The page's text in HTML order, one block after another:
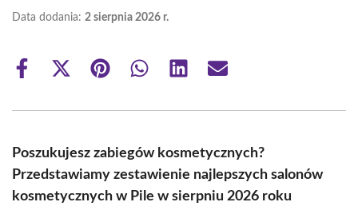
Data dodania: 2 sierpnia 2026 r.
Share
Share
(Twitter)
Share Share Share Share
Poszukujesz zabiegów kosmetycznych?
Przedstawiamy zestawienie najlepszych salonów
kosmetycznych w Pile w sierpniu 2026 roku